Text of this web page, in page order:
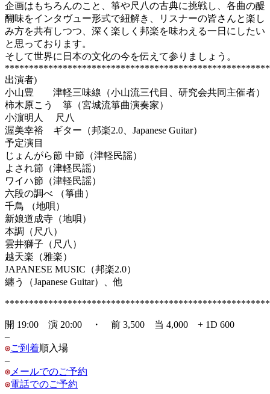
企画はもちろんのこと、箏や尺八の古典に挑戦し、各曲の醍
醐味をインタヴュー形式で紐解き、リスナーの皆さんと楽し
み方を共有しつつ、深く楽しく邦楽を味わえる一日にしたい
と思っております。
そして世界に日本の文化の今を伝えて参りましょう。
出演者)
小山豊 津軽三味線（小山流三代目、研究会共同主催者）
柿木原こう 箏（宮城流箏曲演奏家）
小濵明人 尺八
渥美幸裕 ギター（邦楽2.0、Japanese Guitar）
予定演目
じょんがら節 中節（津軽民謡）
よされ節（津軽民謡）
ワイハ節（津軽民謡）
六段の調べ （箏曲）
千鳥 （地唄）
新娘道成寺（地唄）
本調（尺八）
雲井獅子（尺八）
越天楽（雅楽）
JAPANESE MUSIC（邦楽2.0）
纏う（Japanese Guitar）、他
開 19:00 演 20:00 ・ 前 3,500 当 4,000 + 1D 600
–
ご到着順入場
–
メールでのご予約
電話でのご予約